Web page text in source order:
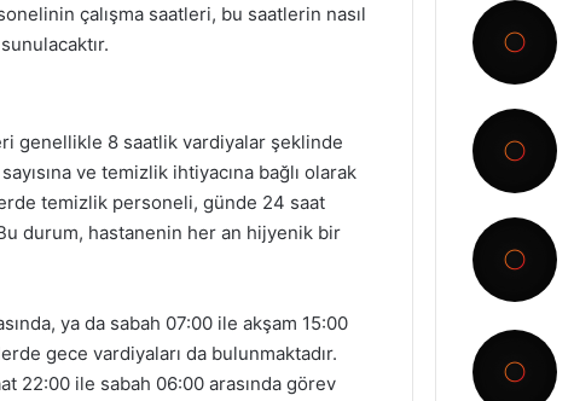
çalışma saatleri, bu saatlerin nasıl
genellikle 8 saatlik vardiyalar şeklinde
ve temizlik ihtiyacına bağlı olarak
temizlik personeli, günde 24 saat
durum, hastanenin her an hijyenik bir
ya da sabah 07:00 ile akşam 15:00
gece vardiyaları da bulunmaktadır.
22:00 ile sabah 06:00 arasında görev